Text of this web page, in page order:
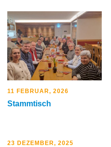
11 FEBRUAR, 2026
Stammtisch
23 DEZEMBER, 2025